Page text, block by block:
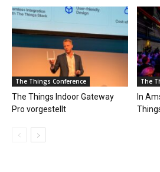
The Things Conference
The Things Indoor Gateway
Pro vorgestellt
The
In